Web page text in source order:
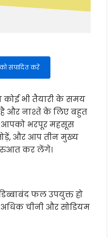
संपादित करें
भी तैयारी के समय
और नाश्ते के लिए बहुत
आपको भरपूर महसूस
और आप तीन मुख्य
कर लेंगे।
फल उपयुक्त हो
चीनी और सोडियम